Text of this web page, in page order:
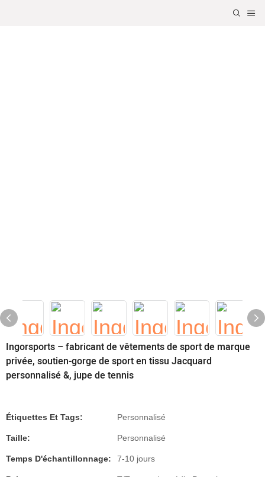
Ingorsports – fabricant de vêtements de sport de marque
privée, soutien-gorge de sport en tissu Jacquard
personnalisé &, jupe de tennis
Étiquettes Et Tags: Personnalisé
Taille: Personnalisé
Temps D'échantillonnage: 7-10 jours